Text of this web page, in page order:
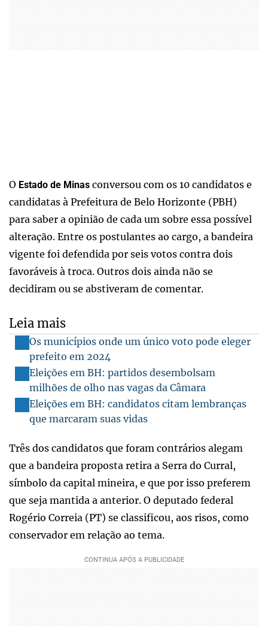
O Estado de Minas conversou com os 10 candidatos e
candidatas à Prefeitura de Belo Horizonte (PBH)
para saber a opinião de cada um sobre essa possível
alteração. Entre os postulantes ao cargo, a bandeira
vigente foi defendida por seis votos contra dois
favoráveis à troca. Outros dois ainda não se
decidiram ou se abstiveram de comentar.
Leia mais
Os municípios onde um único voto pode eleger
prefeito em 2024
Eleições em BH: partidos desembolsam
milhões de olho nas vagas da Câmara
Eleições em BH: candidatos citam lembranças
que marcaram suas vidas
Três dos candidatos que foram contrários alegam
que a bandeira proposta retira a Serra do Curral,
símbolo da capital mineira, e que por isso preferem
que seja mantida a anterior. O deputado federal
Rogério Correia (PT) se classificou, aos risos, como
conservador em relação ao tema.